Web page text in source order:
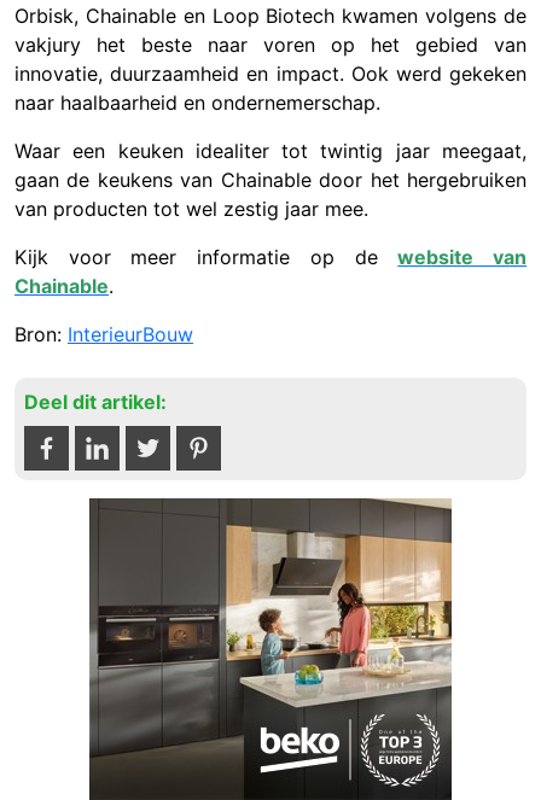
Orbisk, Chainable en Loop Biotech kwamen volgens de
vakjury het beste naar voren op het gebied van
innovatie, duurzaamheid en impact. Ook werd gekeken
naar haalbaarheid en ondernemerschap.
Waar een keuken idealiter tot twintig jaar meegaat,
gaan de keukens van Chainable door het hergebruiken
van producten tot wel zestig jaar mee.
Kijk voor meer informatie op dewebsite van
Chainable.
Bron: InterieurBouw
Deel dit artikel: